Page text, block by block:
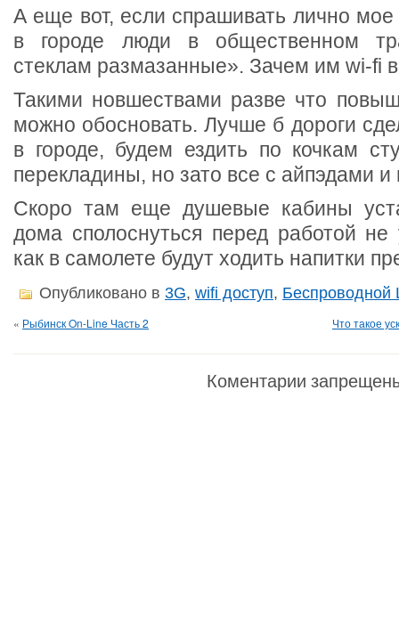
А еще вот, если спрашивать лично
в городе люди в общественном
стеклам размазанные». Зачем им wi-fi
Такими новшествами разве что
можно обосновать. Лучше б дороги
в городе, будем ездить по кочкам
перекладины, но зато все с айпэдами и
Скоро там еще душевые кабины
дома сполоснуться перед работой не
как в самолете будут ходить напитки
Опубликовано в 3G, wifi доступ, Беспроводной
« Рыбинск On-Line Часть 2 Что такое
Коментарии